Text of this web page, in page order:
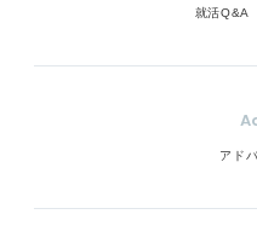
就活Q&A
アド